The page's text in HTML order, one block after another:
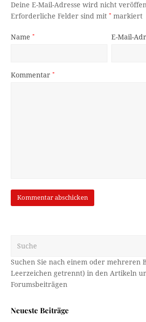
Deine E-Mail-Adresse wird nicht
Erforderliche Felder sind mit* markiert
Name* E-Mail-
Kommentar*
Neueste Beiträge